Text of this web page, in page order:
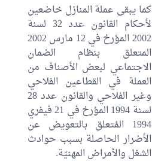
كما يبقى عملة المنازل خاضعين
لأحكام القانون عدد 32 لسنة
2002 المؤرخ في 12 مارس 2002
المتعلق بنظام الضمان
الاجتماعي لبعض الأصناف من
العملة في القطاعين الفلاحي
وغير الفلاحي والقانون عدد 28
لسنة 1994 المؤرخ في 21 فيفري
1994 المُتعلق بالتعويض عن
الأضرار الحاصلة بسبب حوادث
الشغل والأمراض المهنيّة.